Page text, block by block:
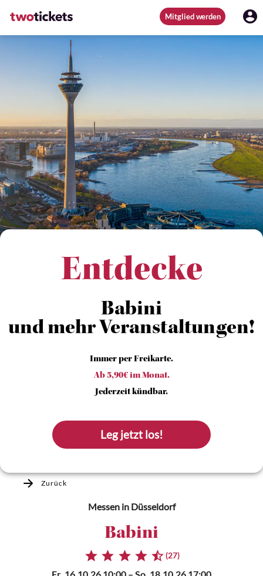
Mitglied werden
Entdecke
Babini
und mehr Veranstaltungen!
Immer per Freikarte.
Ab 5,90€ im Monat.
Jederzeit kündbar.
Leg jetzt los!
Zurück
Messenin Düsseldorf
Babini
(27)